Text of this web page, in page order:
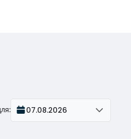
: 07.08.2026